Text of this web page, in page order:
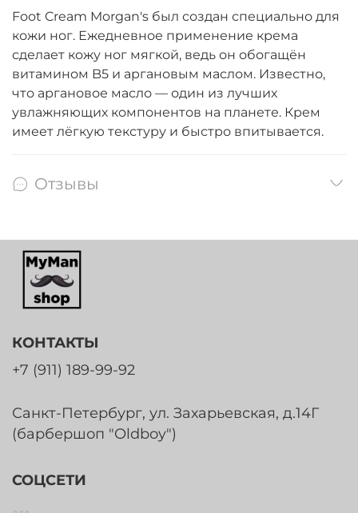
Foot Cream Morgan's был создан специально для
кожи ног. Ежедневное применение крема
сделает кожу ног мягкой, ведь он обогащён
витамином B5 и аргановым маслом. Известно,
что аргановое масло — один из лучших
увлажняющих компонентов на планете. Крем
имеет лёгкую текстуру и быстро впитывается.
Отзывы
КОНТАКТЫ
+7 (911) 189-99-92
Санкт-Петербург, ул. Захарьевская, д.14Г
(барбершоп "Oldboy")
СОЦСЕТИ